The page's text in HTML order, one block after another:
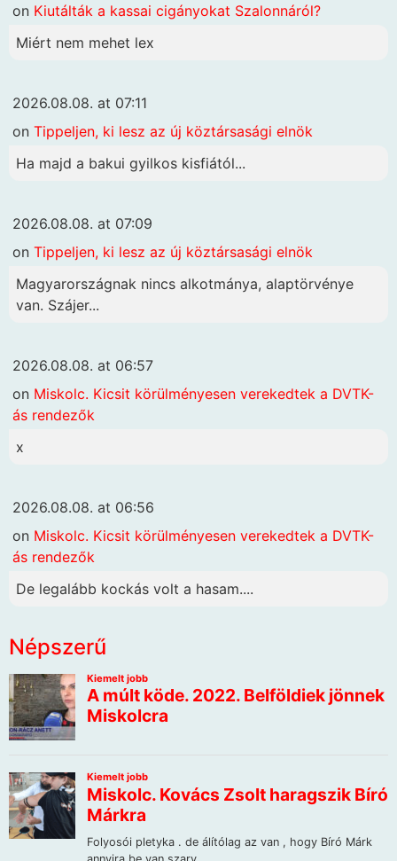
on Kiutálták a kassai cigányokat Szalonnáról?
Miért nem mehet lex
2026.08.08. at 07:11
on Tippeljen, ki lesz az új köztársasági elnök
Ha majd a bakui gyilkos kisfiától...
2026.08.08. at 07:09
on Tippeljen, ki lesz az új köztársasági elnök
Magyarországnak nincs alkotmánya, alaptörvénye
van. Szájer...
2026.08.08. at 06:57
on Miskolc. Kicsit körülményesen verekedtek a DVTK-
ás rendezők
x
2026.08.08. at 06:56
on Miskolc. Kicsit körülményesen verekedtek a DVTK-
ás rendezők
De legalább kockás volt a hasam....
Népszerű